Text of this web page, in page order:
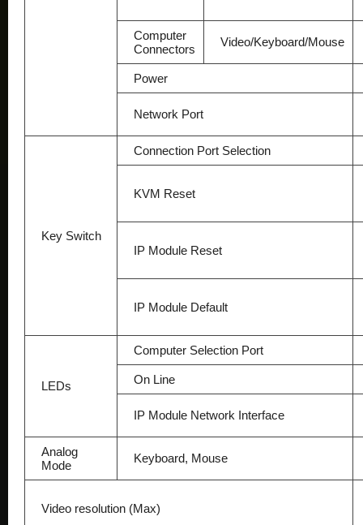
Computer
Connectors
Video/Keyboard/Mouse
Power
Network Port
Key Switch
Connection Port Selection
KVM Reset
IP Module Reset
IP Module Default
LEDs
Computer Selection Port
On Line
IP Module Network Interface
Analog
Mode
Keyboard, Mouse
Video resolution (Max)